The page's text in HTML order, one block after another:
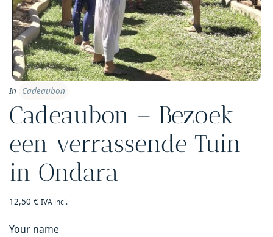
In Cadeaubon
Cadeaubon – Bezoek
een verrassende Tuin
in Ondara
12,50 € IVA incl.
Your name